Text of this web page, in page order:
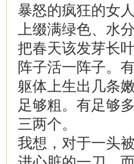
暴怒的疯狂的女
上缀满绿色、水
把春天该发芽长
阵子活一阵子。
躯体上生出几条
足够粗。有足够
三两个。
我想，对于一头